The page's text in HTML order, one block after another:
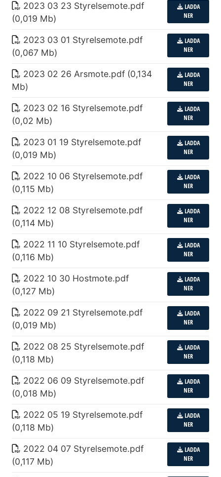
2023 03 23 Styrelsemote.pdf
(0,019 Mb)
LADDA
NER
2023 03 01 Styrelsemote.pdf
(0,067 Mb)
LADDA
NER
2023 02 26 Arsmote.pdf (0,134
Mb)
LADDA
NER
2023 02 16 Styrelsemote.pdf
(0,02 Mb)
LADDA
NER
2023 01 19 Styrelsemote.pdf
(0,019 Mb)
LADDA
NER
2022 10 06 Styrelsemote.pdf
(0,115 Mb)
LADDA
NER
2022 12 08 Styrelsemote.pdf
(0,114 Mb)
LADDA
NER
2022 11 10 Styrelsemote.pdf
(0,116 Mb)
LADDA
NER
2022 10 30 Hostmote.pdf
(0,127 Mb)
LADDA
NER
2022 09 21 Styrelsemote.pdf
(0,019 Mb)
LADDA
NER
2022 08 25 Styrelsemote.pdf
(0,118 Mb)
LADDA
NER
2022 06 09 Styrelsemote.pdf
(0,018 Mb)
LADDA
NER
2022 05 19 Styrelsemote.pdf
(0,118 Mb)
LADDA
NER
2022 04 07 Styrelsemote.pdf
(0,117 Mb)
LADDA
NER